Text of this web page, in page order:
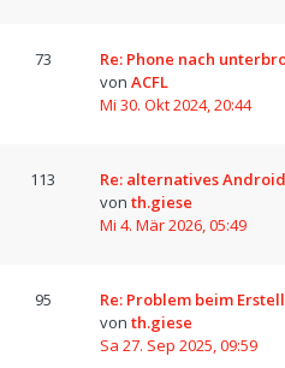
73
Re: Phone nach
von ACFL
Mi 30. Okt 2024, 20:44
113
Re: alternatives
von th.giese
Mi 4. Mär 2026, 05:49
95
Re: Problem beim
von th.giese
Sa 27. Sep 2025, 09:59